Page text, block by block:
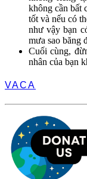
không cần bất
tốt và nếu có
như vậy bạn
mưa sao băng
Cuối cùng,
nhân của bạn
VACA